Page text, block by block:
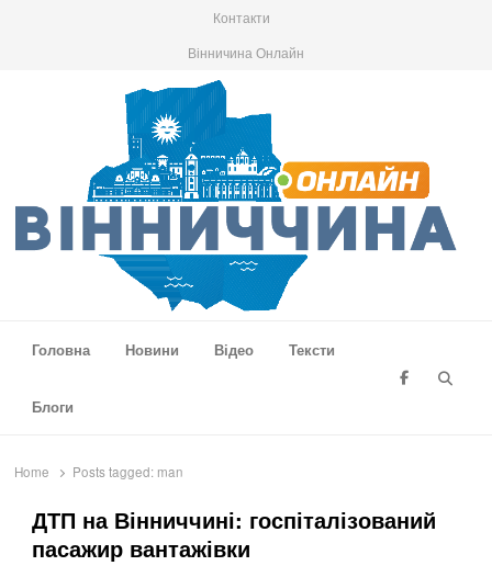
Контакти
Вінничина Онлайн
Головна
Новини Відео Тексти
Блоги
Home Posts tagged: man
ДТП на Вінниччині: госпіталізований
пасажир вантажівки